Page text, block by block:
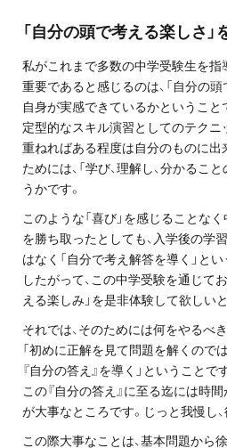
「自分の頭で考える楽しさ」
私がこれまで多数の中学受験生を指
重要であると感じるのは、「自分の
自身が実感できているかということ
定型的なスキル演習としてのテクニ
重ねればある程度は自分のものに出
ためには、「学び、理解し、分かるこ
うかです。
このような「喜び」を感じることな
を勝ち取ったとしても、入学後の学
はなく「自分で考え解答を導く」と
したがって、この中学受験を通じて
える楽しみ」を是非体験して欲しい
それでは、そのためには何をやるべ
「初めに正解を見て問題を解くので
『自分の答え』を導く」ということです
この『自分の答え』に至る迄には時
が大事なところです。じっと我慢し
この際大事なことは、基本問題から